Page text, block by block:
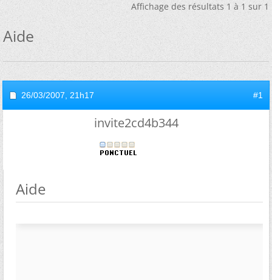
Affichage des résultats 1 à 1 sur 1
Aide
26/03/2007, 21h17 #1
invite2cd4b344
Aide